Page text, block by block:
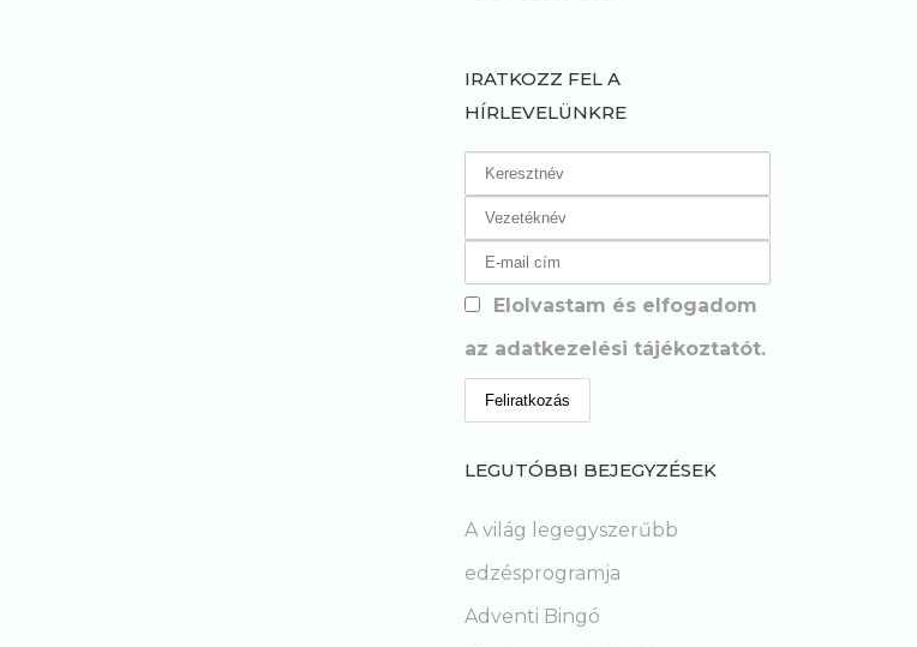
IRATKOZZ FEL A
HÍRLEVELÜNKRE
Elolvastam és elfogadom
az adatkezelési tájékoztatót.
LEGUTÓBBI BEJEGYZÉSEK
A világ legegyszerűbb
edzésprogramja
Adventi Bingó